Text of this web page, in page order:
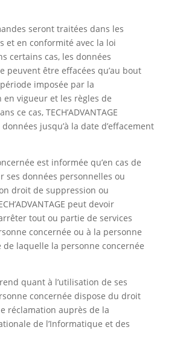
seront traitées dans les
et en conformité avec la loi
certains cas, les données
peuvent être effacées qu’au bout
imposée par la
en vigueur et les règles de
ce cas, TECH’ADVANTAGE
jusqu’à la date d’effacement
est informée qu’en cas de
ses données personnelles ou
droit de suppression ou
peut devoir
tout ou partie de services
concernée ou à la personne
de laquelle la personne concernée
quant à l’utilisation de ses
concernée dispose du droit
réclamation auprès de la
de l’Informatique et des